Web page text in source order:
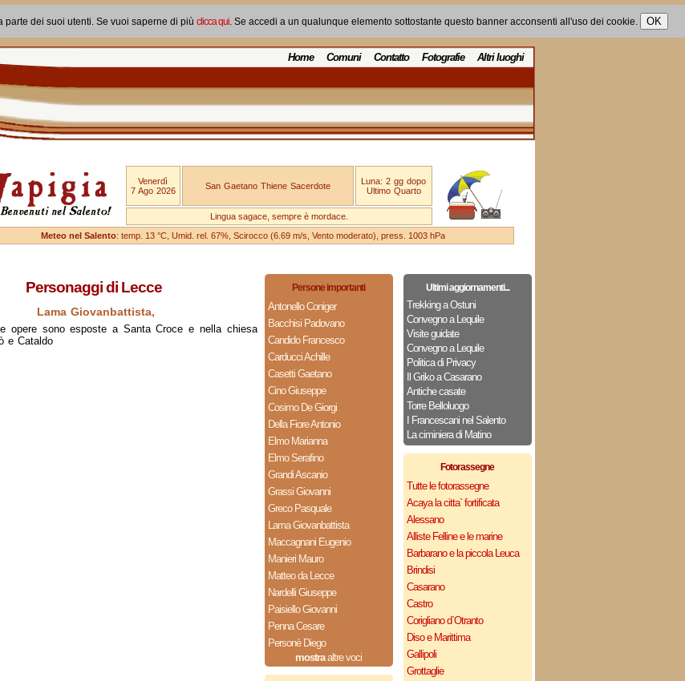
parte dei suoi utenti. Se vuoi saperne di più clicca qui. Se accedi a un qualunque elemento sottostante questo banner acconsenti all'uso dei cookie.
Home Comuni Contatto Fotografie Altri luoghi
Venerdì
7 Ago 2026
San Gaetano Thiene Sacerdote
Luna: 2 gg dopo
Ultimo Quarto
Lingua sagace, sempre è mordace.
Meteo nel Salento: temp. 13 °C, Umid. rel. 67%, Scirocco (6.69 m/s, Vento moderato), press. 1003 hPa
Persone importanti
Antonello Coniger
Bacchisi Padovano
Candido Francesco
Carducci Achille
Casetti Gaetano
Cino Giuseppe
Cosimo De Giorgi
Della Fiore Antonio
Elmo Marianna
Elmo Serafino
Grandi Ascanio
Grassi Giovanni
Greco Pasquale
Lama Giovanbattista
Maccagnani Eugenio
Manieri Mauro
Matteo da Lecce
Nardelli Giuseppe
Paisiello Giovanni
Penna Cesare
Personè Diego
mostraaltre voci
Personaggi di Lecce
Lama Giovanbattista,
opere sono esposte a Santa Croce e nella chiesa
e Cataldo
Ultimi aggiornamenti...
Trekking a Ostuni
Convegno a Lequile
Visite guidate
Convegno a Lequile
Politica di Privacy
Il Griko a Casarano
Antiche casate
Torre Belloluogo
I Francescani nel Salento
La ciminiera di Matino
Fotorassegne
Tutte le fotorassegne
Acaya la citta` fortificata
Alessano
Alliste Felline e le marine
Barbarano e la piccola Leuca
Brindisi
Casarano
Castro
Corigliano d`Otranto
Diso e Marittima
Gallipoli
Grottaglie